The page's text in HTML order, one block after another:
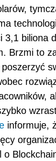
3,1 biliona
Brzmi to
informuje,
o